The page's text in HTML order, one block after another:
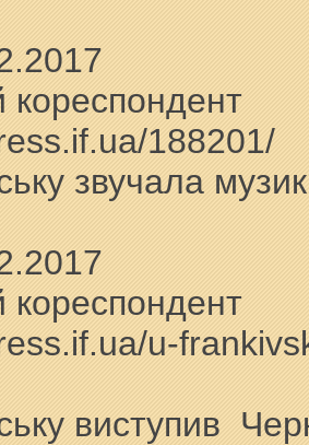
кореспондент
188201/
звучала
кореспондент
u-
виступив